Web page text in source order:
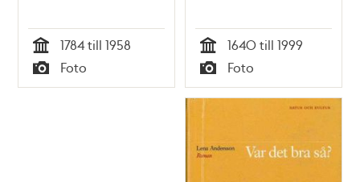
Tid
1784 till 1958
Typ
Foto Tid
1640 till 1999
Typ
Foto